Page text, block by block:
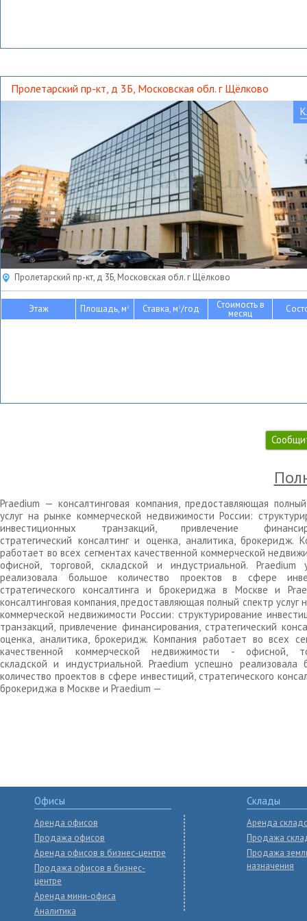
Пролетарский пр-кт, д 3Б, Московская обл. г Щёлково
Пролетарский пр-кт, д 3Б, Московская обл. г Щёлково
Этаж Площадь, м2 Ставка, м2/год Стоимость в
месяц
Praedium — консалтинговая компания, предоставляющая
услуг на рынке коммерческой недвижимости России:
инвестиционных транзакций, привлечение
стратегический консалтинг и оценка, аналитика, брокеридж.
работает во всех сегментах качественной коммерческой
офисной, торговой, складской и индустриальной. Praedium
реализовала большое количество проектов в сфере
стратегического консалтинга и брокериджа в Москве и
консалтинговая компания, предоставляющая полный спектр услуг
коммерческой недвижимости России: структурирование
транзакций, привлечение финансирования, стратегический
оценка, аналитика, брокеридж. Компания работает во всех
качественной коммерческой недвижимости - офисной,
складской и индустриальной. Praedium успешно реализовала
количество проектов в сфере инвестиций, стратегического
брокериджа в Москве и Praedium —
Офисы
Аренда офисов
Продажа офисов
Аренда офисов в бизнес-центре
Продажа офисов в бизнес-
центре
Аренда мини-офиса
Аналитика
Склады
Аренда
Продажа
Продажа
назначения